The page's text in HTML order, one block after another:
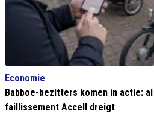
Economie
Babboe-bezitters komen in actie:
faillissement Accell dreigt